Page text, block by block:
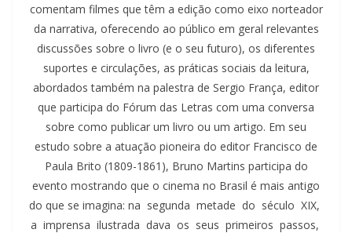
comentam filmes que têm a edição como eixo norteador
da narrativa, oferecendo ao público em geral relevantes
discussões sobre o livro (e o seu futuro), os diferentes
suportes e circulações, as práticas sociais da leitura,
abordados também na palestra de Sergio França, editor
que participa do Fórum das Letras com uma conversa
sobre como publicar um livro ou um artigo. Em seu
estudo sobre a atuação pioneira do editor Francisco de
Paula Brito (1809-1861), Bruno Martins participa do
evento mostrando que o cinema no Brasil é mais antigo
do que se imagina: na segunda metade do século XIX,
a imprensa ilustrada dava os seus primeiros passos,